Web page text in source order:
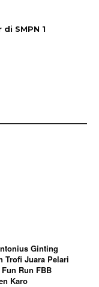
SMPN 1
Ginting
Trofi Juara Pelari
Run FBB
Karo